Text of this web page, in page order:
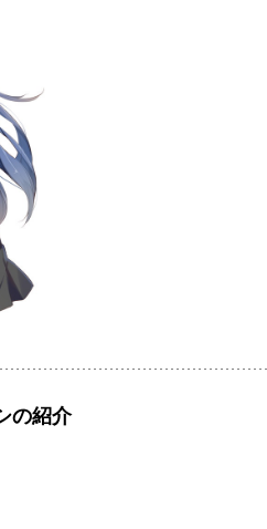
の紹介